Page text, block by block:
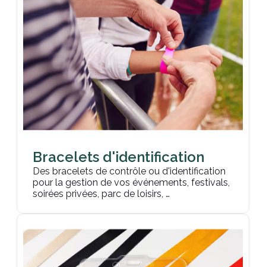
Bracelets d'identification
Des bracelets de contrôle ou d'identification
pour la gestion de vos événements, festivals,
soirées privées, parc de loisirs, …